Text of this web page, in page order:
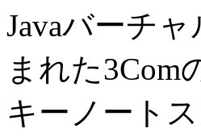
Javaバーチ
まれた3Com
キーノート